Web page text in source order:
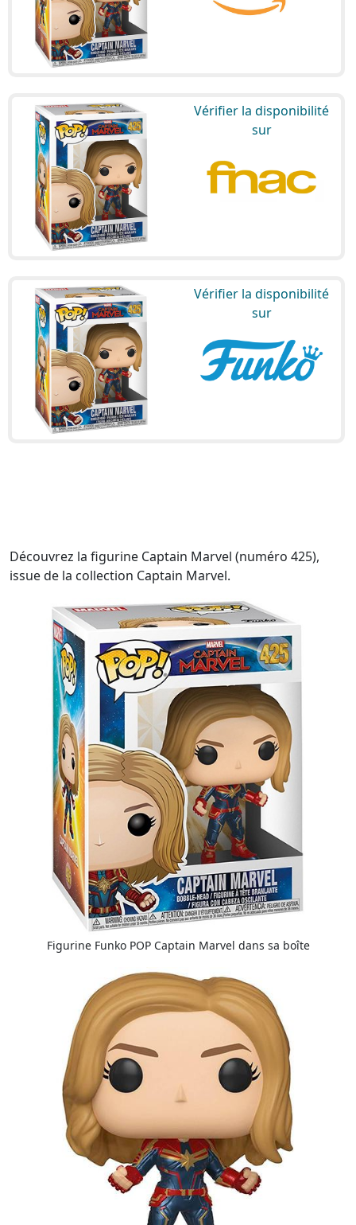
Vérifier la disponibilité
sur
Vérifier la disponibilité
sur
Découvrez la figurine Captain Marvel (numéro 425),
issue de la collection Captain Marvel.
Figurine Funko POP Captain Marvel dans sa boîte